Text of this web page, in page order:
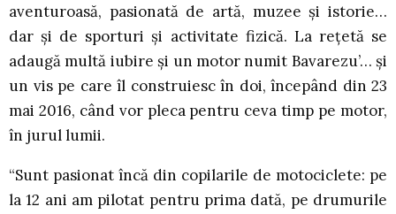
aventuroasă, pasionată de artă, muzee și istorie…
dar și de sporturi și activitate fizică. La rețetă se
adaugă multă iubire și un motor numit Bavarezu’… și
un vis pe care îl construiesc în doi, începând din 23
mai 2016, când vor pleca pentru ceva timp pe motor,
în jurul lumii.
“Sunt pasionat încă din copilarile de motociclete: pe
la 12 ani am pilotat pentru prima dată, pe drumurile